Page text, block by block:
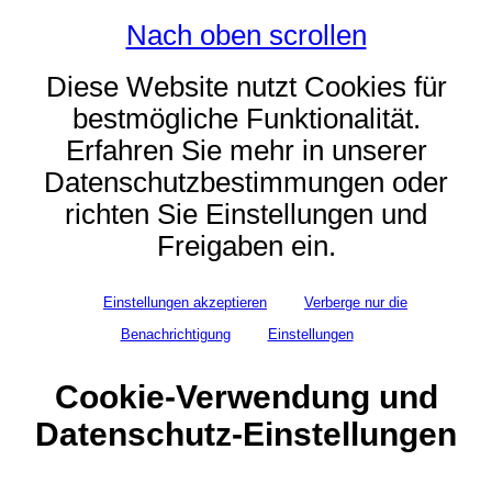
Nach oben scrollen
Diese Website nutzt Cookies für
bestmögliche Funktionalität.
Erfahren Sie mehr in unserer
Datenschutzbestimmungen oder
richten Sie Einstellungen und
Freigaben ein.
Einstellungen akzeptieren
Verberge nur die
Benachrichtigung
Einstellungen
Cookie-Verwendung und
Datenschutz-Einstellungen